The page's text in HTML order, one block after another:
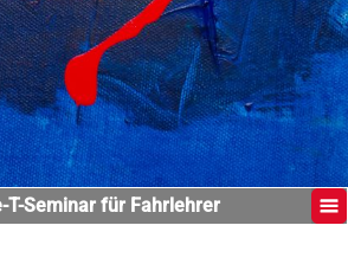
T-Seminar für Fahrlehrer